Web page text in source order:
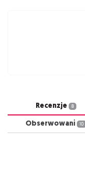
Recenzje 8
Obserwowani 10